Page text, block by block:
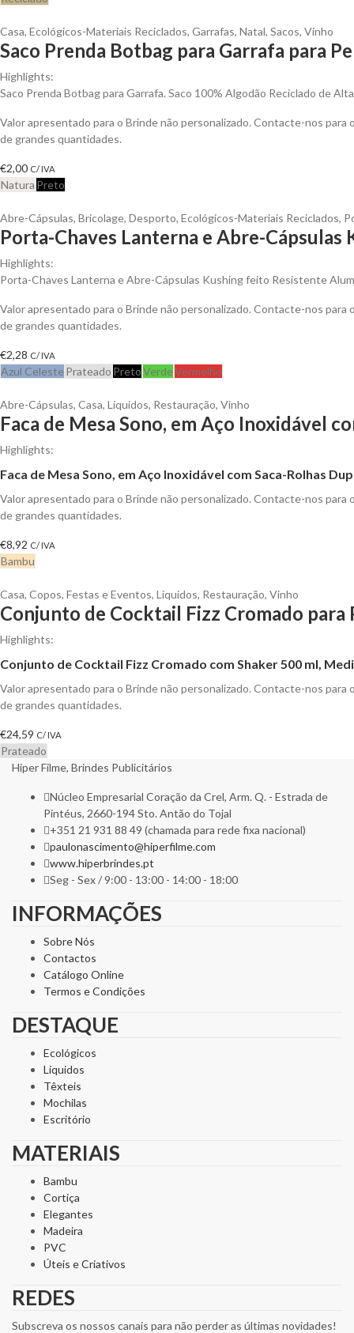
Casa, Ecológicos-Materiais Reciclados, Garrafas, Natal, Sacos, Vinho
Saco Prenda Botbag para Garrafa para
Highlights:
Saco Prenda Botbag para Garrafa. Saco 100% Algodão Reciclado de
Valor apresentado para o Brinde não personalizado. Contacte-nos
de grandes quantidades.
€2,00 C/ IVA
Natura Preto
Abre-Cápsulas, Bricolage, Desporto, Ecológicos-Materiais Reciclados,
Porta-Chaves Lanterna e Abre-Cápsulas
Highlights:
Porta-Chaves Lanterna e Abre-Cápsulas Kushing feito Resistente
Valor apresentado para o Brinde não personalizado. Contacte-nos
de grandes quantidades.
€2,28 C/ IVA
Azul Celeste Prateado PretoVerdeVermelho
Abre-Cápsulas, Casa, Líquidos, Restauração, Vinho
Faca de Mesa Sono, em Aço Inoxidável
Highlights:
Faca de Mesa Sono, em Aço Inoxidável com Saca-Rolhas
Valor apresentado para o Brinde não personalizado. Contacte-nos
de grandes quantidades.
€8,92 C/ IVA
Bambu
Casa, Copos, Festas e Eventos, Líquidos, Restauração, Vinho
Conjunto de Cocktail Fizz Cromado para
Highlights:
Conjunto de Cocktail Fizz Cromado com Shaker 500 ml,
Valor apresentado para o Brinde não personalizado. Contacte-nos
de grandes quantidades.
€24,59 C/ IVA
Prateado
Hiper Filme, Brindes Publicitários
Núcleo Empresarial Coração da Crel, Arm. Q. - Estrada de
Pintéus, 2660-194 Sto. Antão do Tojal
+351 21 931 88 49 (chamada para rede fixa nacional)
paulonascimento@hiperfilme.com
www.hiperbrindes.pt
Seg - Sex / 9:00 - 13:00 - 14:00 - 18:00
INFORMAÇÕES
Sobre Nós
Contactos
Catálogo Online
Termos e Condições
DESTAQUE
Ecológicos
Líquidos
Têxteis
Mochilas
Escritório
MATERIAIS
Bambu
Cortiça
Elegantes
Madeira
PVC
Úteis e Criativos
REDES
Subscreva os nossos canais para não perder as últimas novidades!